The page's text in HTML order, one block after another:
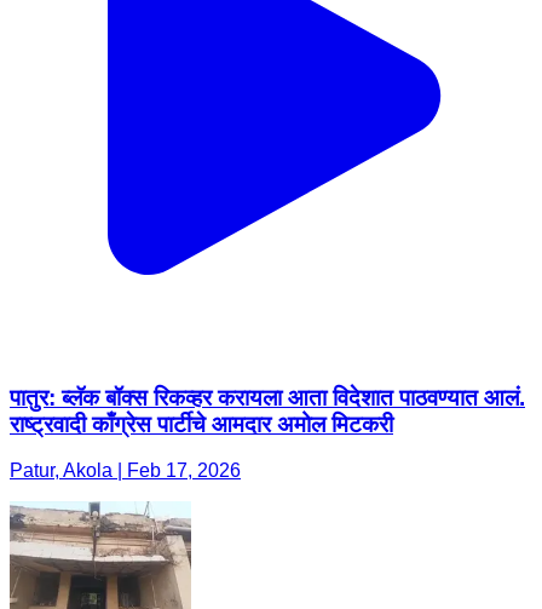
पातुर: ब्लॅक बॉक्स रिकव्हर करायला आता विदेशात पाठवण्यात आलं.
राष्ट्रवादी काँग्रेस पार्टीचे आमदार अमोल मिटकरी
Patur, Akola | Feb 17, 2026